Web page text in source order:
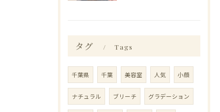
タグ Tags
千葉県 千葉 美容室 人気 小顔
ナチュラル ブリーチ グラデーション